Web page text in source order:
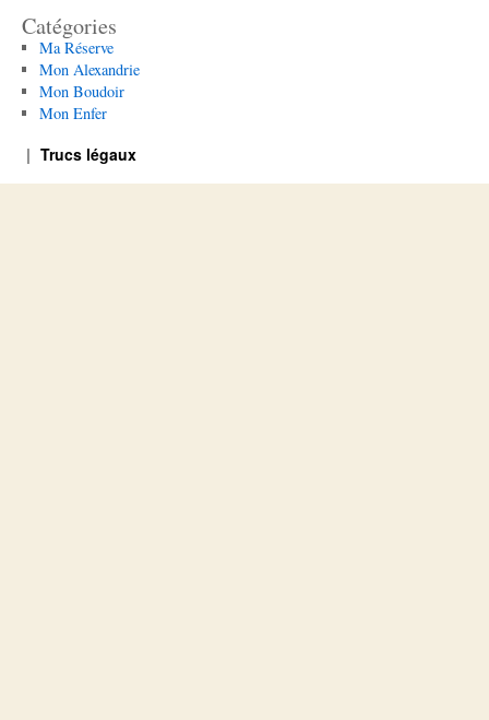
Catégories
Ma Réserve
Mon Alexandrie
Mon Boudoir
Mon Enfer
Trucs légaux